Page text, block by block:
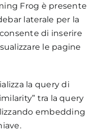
Frog è presente
laterale per la
consente di inserire
le pagine
la query di
tra la query
embedding